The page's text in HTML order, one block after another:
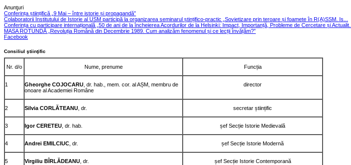
Anunţuri
Conferința științifică „9 Mai – între istorie și propagandă”
Colaboratorii Institutului de Istorie al USM participă la organizarea seminarul ștințifico-practic „Sovietizare prin teroare și foamete în R(A)SSM. Is...
Conferința cu participare internațională „50 de ani de la încheierea Acordurilor de la Helsinki: Impact, Importanță, Probleme de Cercetare și Actualit...
MASA ROTUNDĂ „Revoluția Română din Decembrie 1989. Cum analizăm fenomenul și ce lecții învățăm?”
Facebook
Consiliul ştiinţific
Nr. d/o Nume, prenume Funcția
1 Gheorghe COJOCARU , dr. hab., mem. cor. al AȘM, membru de
onoare al Academiei Române
director
2 Silvia CORLĂTEANU , dr. secretar științific
3 Igor CERETEU , dr. hab. șef Secție Istorie Medievală
4 Andrei EMILCIUC , dr. șef Secție Istorie Modernă
5 Virgiliu BÎRLĂDEANU , dr. șef Secție Istorie Contemporană